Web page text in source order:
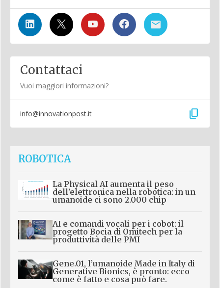
Contattaci
Vuoi maggiori informazioni?
info@innovationpost.it content_copy
ROBOTICA
La Physical AI aumenta il peso
dell’elettronica nella robotica: in un
umanoide ci sono 2.000 chip
AI e comandi vocali per i cobot: il
progetto Bocia di Omitech per la
produttività delle PMI
Gene.01, l’umanoide Made in Italy di
Generative Bionics, è pronto: ecco
come è fatto e cosa può fare.